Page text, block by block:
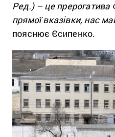
Ред.) – це
прямої вказівки, нас
пояснює Єсипенко.